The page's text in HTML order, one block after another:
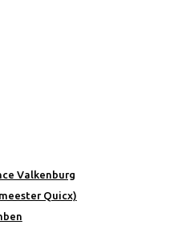
Valkenburg
Quicx)